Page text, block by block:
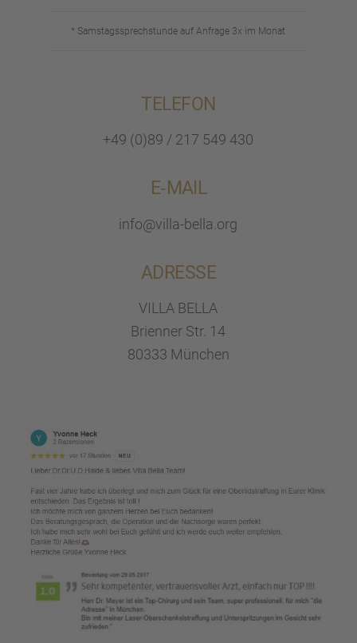
* Samstags­sprech­stunde auf Anfrage 3x im Monat
TELEFON
+49 (0)89 / 217 549 430
E‑MAIL
info@villa-bella.org
ADRESSE
VILLA BELLA
Brien­ner Str. 14
80333 München